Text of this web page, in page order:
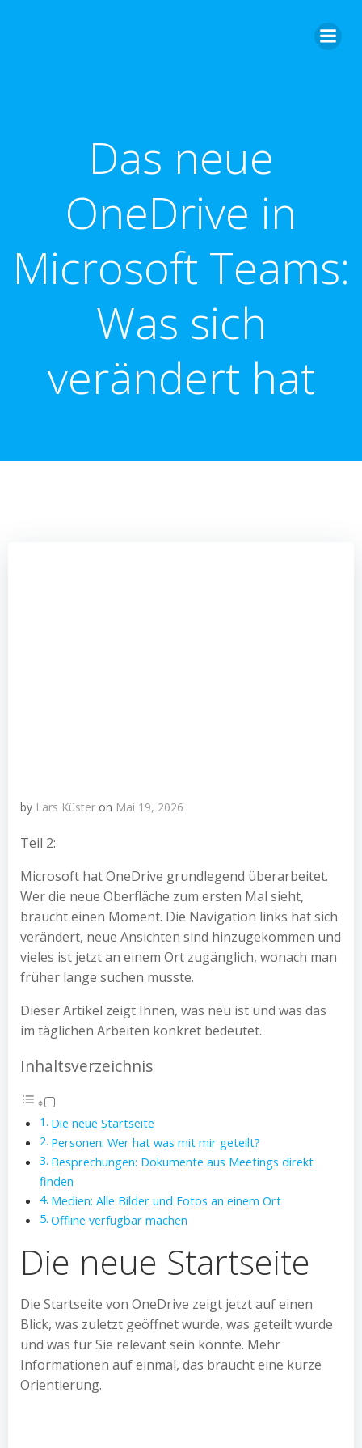
Das neue
OneDrive in
Microsoft Teams:
Was sich
verändert hat
by Lars Küster on Mai 19, 2026
Teil 2:
Microsoft hat OneDrive grundlegend überarbeitet.
Wer die neue Oberfläche zum ersten Mal sieht,
braucht einen Moment. Die Navigation links hat sich
verändert, neue Ansichten sind hinzugekommen und
vieles ist jetzt an einem Ort zugänglich, wonach man
früher lange suchen musste.
Dieser Artikel zeigt Ihnen, was neu ist und was das
im täglichen Arbeiten konkret bedeutet.
Inhaltsverzeichnis
Die neue Startseite
Personen: Wer hat was mit mir geteilt?
Besprechungen: Dokumente aus Meetings direkt
finden
Medien: Alle Bilder und Fotos an einem Ort
Offline verfügbar machen
Die neue Startseite
Die Startseite von OneDrive zeigt jetzt auf einen
Blick, was zuletzt geöffnet wurde, was geteilt wurde
und was für Sie relevant sein könnte. Mehr
Informationen auf einmal, das braucht eine kurze
Orientierung.